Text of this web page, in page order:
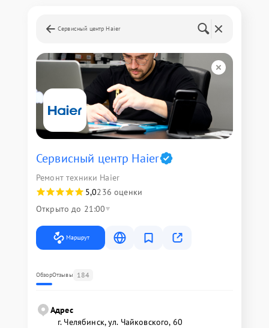
Сервисный центр Haier
Сервисный центр Haier
Ремонт техники Haier
5,0236 оценки
Открыто до 21:00
Маршрут
ОбзорОтзывы 184
Адрес
г. Челябинск, ул. Чайковского, 60